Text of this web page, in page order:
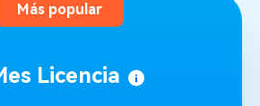
Más popular
Licencia